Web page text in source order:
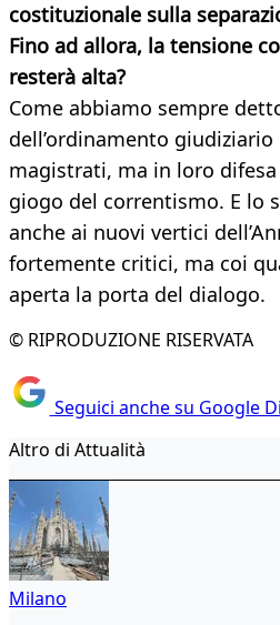
costituzionale sulla
Fino ad allora, la tensione
resterà alta?
Come abbiamo sempre
dell’ordinamento
magistrati, ma in loro
giogo del correntismo. E lo
anche ai nuovi vertici
fortemente critici, ma coi
aperta la porta del dialogo.
© RIPRODUZIONE RISERVATA
Seguici anche su Google
Altro di Attualità
Milano